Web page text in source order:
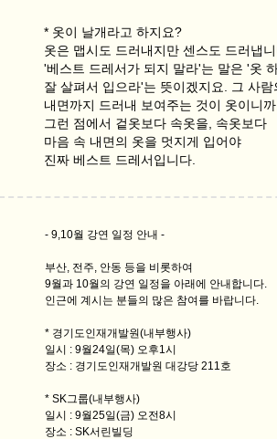
* 옷이 날개라고 하지요?
옷은 맵시도 드러내지만 센스도 드러냅니
'베스트 드레서가 되지 말라'는 말은 '옷
잘 살펴서 입으라'는 뜻이겠지요. 그 사
내면까지 드러내 보여주는 것이 옷이니까
그런 점에서 겉옷보다 속옷을, 속옷보다
마음 속 내면의 옷을 멋지게 입어야
진짜 베스트 드레서입니다.
- 9,10월 강연 일정 안내 -
부산, 전주, 안동 등을 비롯하여
9월과 10월의 강연 일정을 아래에 안내합니다.
인근에 계시는 분들의 많은 참여를 바랍니다.
* 경기도인재개발원(내부행사)
일시 : 9월24일(목) 오후1시
장소 : 경기도인재개발원 대강당 211호
* SK그룹(내부행사)
일시 : 9월25일(금) 오전8시
장소 : SK서린빌딩